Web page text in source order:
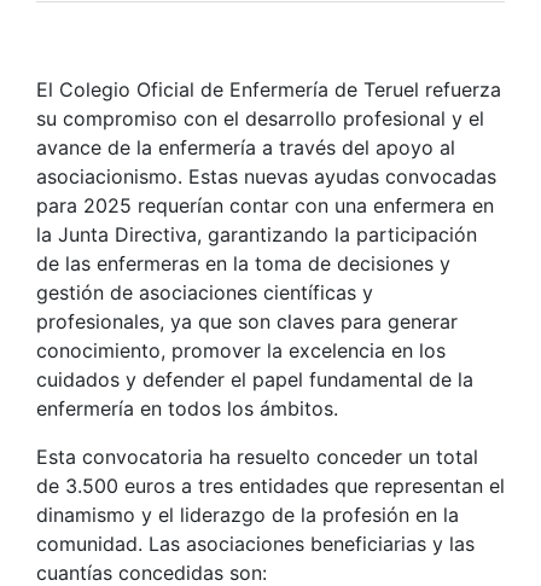
El Colegio Oficial de Enfermería de Teruel refuerza
su compromiso con el desarrollo profesional y el
avance de la enfermería a través del apoyo al
asociacionismo. Estas nuevas ayudas convocadas
para 2025 requerían contar con una enfermera en
la Junta Directiva, garantizando la participación
de las enfermeras en la toma de decisiones y
gestión de asociaciones científicas y
profesionales, ya que son claves para generar
conocimiento, promover la excelencia en los
cuidados y defender el papel fundamental de la
enfermería en todos los ámbitos.
Esta convocatoria ha resuelto conceder un total
de 3.500 euros a tres entidades que representan el
dinamismo y el liderazgo de la profesión en la
comunidad. Las asociaciones beneficiarias y las
cuantías concedidas son: